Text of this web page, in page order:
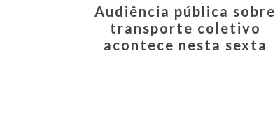
Audiência pública sobre
transporte coletivo
acontece nesta sexta